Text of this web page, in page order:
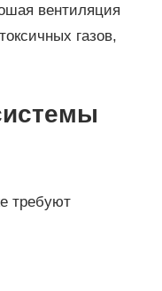
вентиляция
газов,
требуют